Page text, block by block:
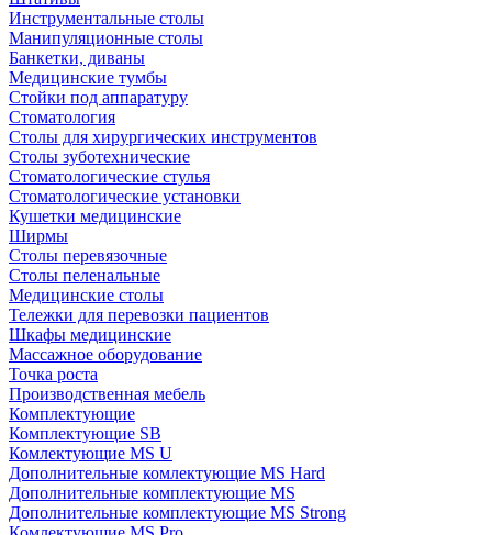
Инструментальные столы
Манипуляционные столы
Банкетки, диваны
Медицинские тумбы
Стойки под аппаратуру
Стоматология
Столы для хирургических инструментов
Столы зуботехнические
Стоматологические стулья
Стоматологические установки
Кушетки медицинские
Ширмы
Столы перевязочные
Столы пеленальные
Медицинские столы
Тележки для перевозки пациентов
Шкафы медицинские
Массажное оборудование
Точка роста
Производственная мебель
Комплектующие
Комплектующие SB
Комлектующие MS U
Дополнительные комлектующие MS Hard
Дополнительные комплектующие MS
Дополнительные комплектующие MS Strong